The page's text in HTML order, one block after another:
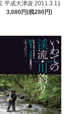
平成大津波 2011.3.11
3,080円(税280円)